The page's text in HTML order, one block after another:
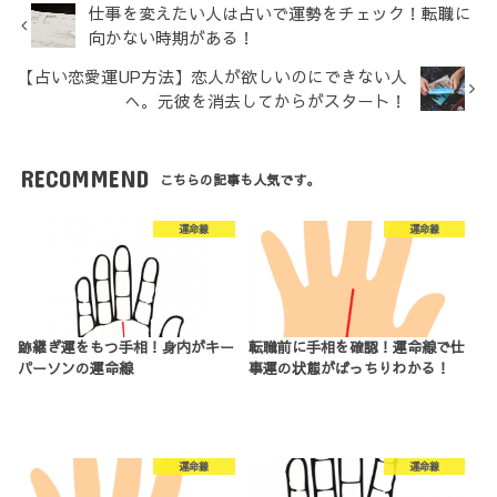
仕事を変えたい人は占いで運勢をチェック！転職に
向かない時期がある！
【占い恋愛運UP方法】恋人が欲しいのにできない人
へ。元彼を消去してからがスタート！
RECOMMEND こちらの記事も人気です。
運命線
跡継ぎ運をもつ手相！身内がキー
パーソンの運命線
運命線
転職前に手相を確認！運命線で仕
事運の状態がばっちりわかる！
運命線 運命線